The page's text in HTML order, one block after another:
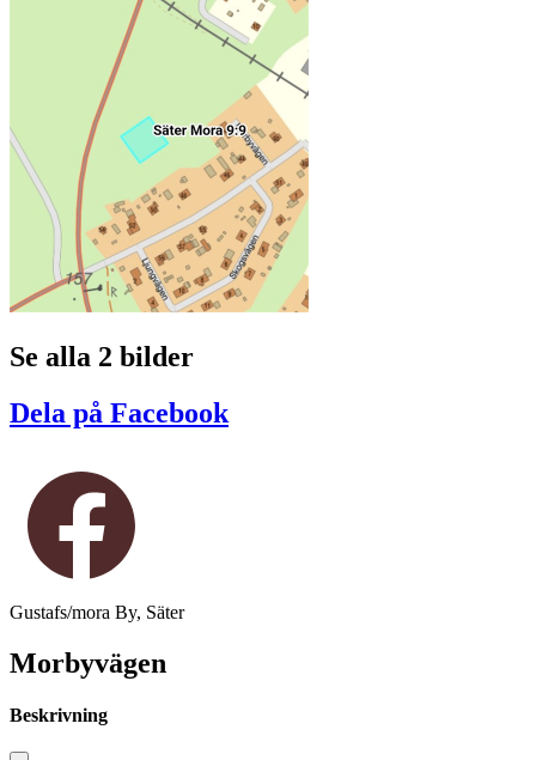
Se alla 2 bilder
Dela på Facebook
Gustafs/mora By, Säter
Morbyvägen
Beskrivning